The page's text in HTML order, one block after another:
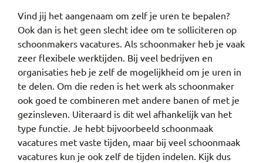
Vind jij het aangenaam om zelf je uren te bepalen?
Ook dan is het geen slecht idee om te solliciteren op
schoonmakers vacatures. Als schoonmaker heb je vaak
zeer flexibele werktijden. Bij veel bedrijven en
organisaties heb je zelf de mogelijkheid om je uren in
te delen. Om die reden is het werk als schoonmaker
ook goed te combineren met andere banen of met je
gezinsleven. Uiteraard is dit wel afhankelijk van het
type functie. Je hebt bijvoorbeeld schoonmaak
vacatures met vaste tijden, maar bij veel schoonmaak
vacatures kun je ook zelf de tijden indelen. Kijk dus